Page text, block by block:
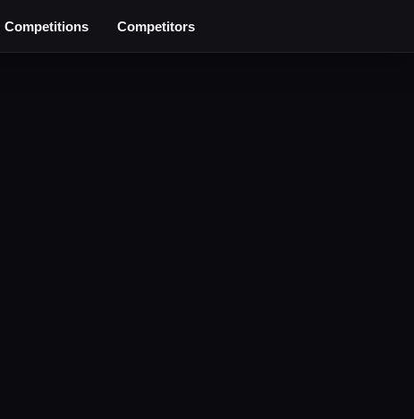
Competitions Competitors